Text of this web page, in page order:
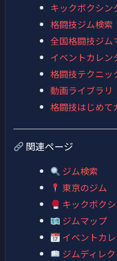
キックボクシ
格闘技ジム検索
全国格闘技ジム
イベントカレン
格闘技テクニッ
動画ライブラリ
格闘技はじめて
関連ページ
ジム検索
東京のジム
キックボク
ジムマップ
イベントカ
ジムディレク